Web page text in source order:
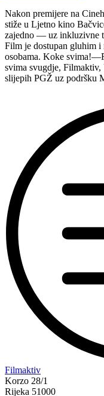
Hvaru”
Nakon premijere na
stiže u Ljetno kino
zajedno — uz inkluzivne
Film je dostupan gluhim
osobama. Koke
svima svugdje,
slijepih PGŽ uz podršku
“Koke
svima
—
Filmaktiv
Korzo 28/1
Rijeka 51000